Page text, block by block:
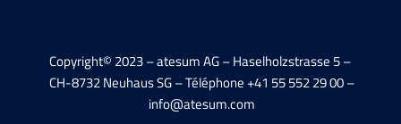
Copyright© 2023 – atesum AG – Haselholzstrasse 5 –
CH-8732 Neuhaus SG – Téléphone +41 55 552 29 00 –
info@atesum.com